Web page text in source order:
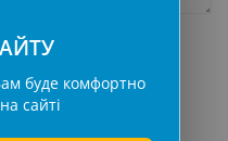
буде комфортно
сайті